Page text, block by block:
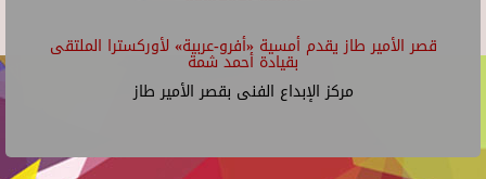
قصر الأمير طاز يقدم أمسية «أفرو-عربية» لأوركسترا الملتقى
بقيادة أحمد شمة
مركز الإبداع الفنى بقصر الأمير طاز